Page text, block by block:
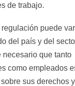
de trabajo.
puede
del país y del
necesario que tanto
como empleados
sus derechos y